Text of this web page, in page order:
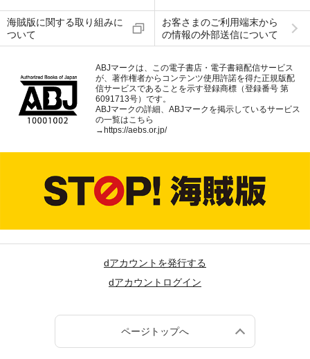
海賊版に関する取り組みに
ついて
お客さまのご利用端末から
の情報の外部送信について
ABJマークは、この電子書店・電子書籍配信サービス
が、著作権者からコンテンツ使用許諾を得た正規版配
信サービスであることを示す登録商標（登録番号 第
6091713号）です。
ABJマークの詳細、ABJマークを掲示しているサービス
の一覧はこちら
→ https://aebs.or.jp/
dアカウントを発行する
dアカウントログイン
ページトップへ